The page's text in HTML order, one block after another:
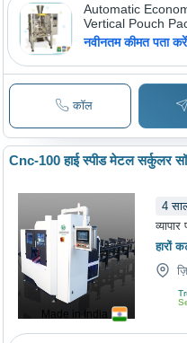
Automatic
Vertical Pouch
Machine with Filler
220V/50Hz |
Operation,
Filling, Food-
Materials, Easy
Operation
नवीनतम कीमत पता करें
कॉल
Made in India
Cnc-100 हाई स्पीड मेटल सर्कुलर
4
हारों